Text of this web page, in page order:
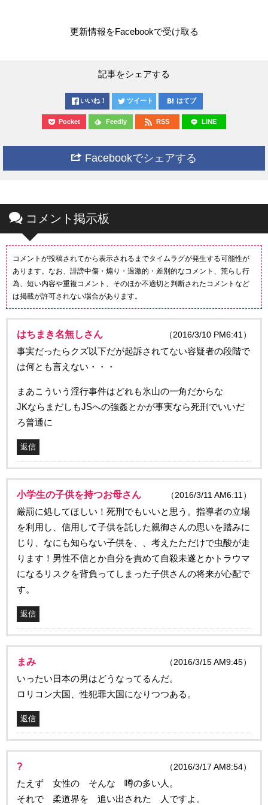
更新情報をFacebookで受け取る
記事をシェアする
いいね！ ツイート はてブ
Pocket Feedly RSS LINE
Facebookでシェアする
コメント掲示板
コメントが投稿されてから表示されるまでタイムラグが発生する可能性が
あります。なお、誹謗中傷・煽り・過激的・差別的なコメント、荒らし行
為、短い内容や重複コメント、そのほか不適切と判断されたコメントなど
は掲載が許可されない場合があります。
はちまき名無しさん （2016/3/10 PM6:41）
事実だったらクズ以下だが起訴されてない容疑者の段階で
は何とも言えない・・・
まあこういう淫行事件はどれも氷山の一角だからな
JKならまだしもJSへの強姦とかが事実なら死刑でいいだ
ろ普通に
返信
小学生の子供を持つお母さん （2016/3/11 AM6:11）
厳罰に処してほしい！死刑でもいいと思う。指導者の立場
を利用し、信用して子供を託した親御さんの思いを踏みに
じり、なにも知らない子供を、、考えたただけで虫酸が走
ります！男性不信とか自分を責めて自殺未遂とかトラウマ
になるリスクを背負ってしまった子供さんの将来が心配で
す。
返信
まみ （2016/3/15 AM9:45）
いったい日本の男はどうなってるんだ。
ロリコン大国、性犯罪大国になりつつある。
返信
? （2016/3/17 AM8:54）
たえず 女性の そんな 噂の多い人。
それで 柔道界を 追い出された 人ですよ。